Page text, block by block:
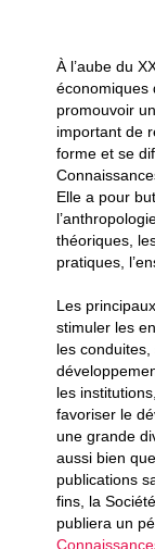
À l’aube du
économiques
promouvoir
important de
forme et se
Elle a pour
théoriques,
pratiques,
Les
stimuler les
les
les
favoriser le
une grande
aussi bien
publications
fins, la
publiera un